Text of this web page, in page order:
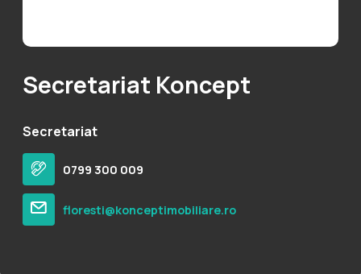
Secretariat Koncept
Secretariat
0799 300 009
floresti@konceptimobiliare.ro